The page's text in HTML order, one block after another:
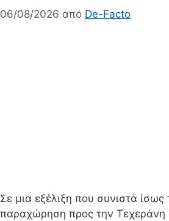
06/08/2026 από De-Facto
Σε μια εξέλιξη που συνιστά ίσως
παραχώρηση προς την Τεχεράνη